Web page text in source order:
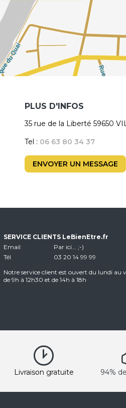
PLUS D'INFOS
35 rue de la Liberté 59650
Tel : 06 63 80 34 37
ENVOYER UN MESSAGE
SERVICE CLIENTS LeBienEtre.fr
Email
Par ici... ;-)
Tél
03 20 14 99 99
Notre service client est ouvert du lundi au
de 9h à 12h30 et de 14h à 18h
Livraison gratuite 94%